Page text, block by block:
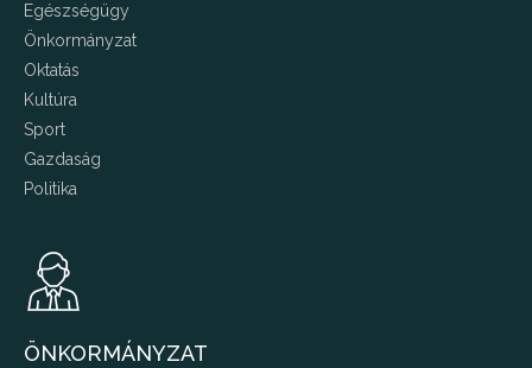
Egészségügy
Önkormányzat
Oktatás
Kultúra
Sport
Gazdaság
Politika
ÖNKORMÁNYZAT